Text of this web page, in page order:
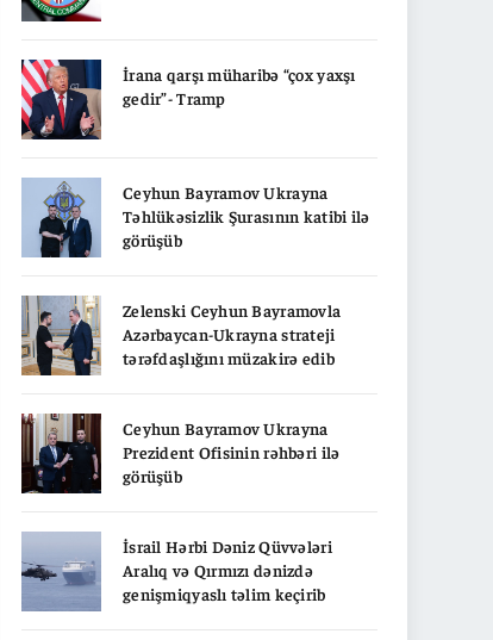
İrana qarşı müharibə “çox yaxşı
gedir”- Tramp
Ceyhun Bayramov Ukrayna
Təhlükəsizlik Şurasının katibi ilə
görüşüb
Zelenski Ceyhun Bayramovla
Azərbaycan-Ukrayna strateji
tərəfdaşlığını müzakirə edib
Ceyhun Bayramov Ukrayna
Prezident Ofisinin rəhbəri ilə
görüşüb
İsrail Hərbi Dəniz Qüvvələri
Aralıq və Qırmızı dənizdə
genişmiqyaslı təlim keçirib